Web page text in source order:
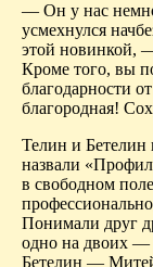
— Он у нас
усмехнулся
этой новинкой,
Кроме того, вы
благодарности
благородная!
Телин и
назвали
в свободном
Понимали друг
одно на двоих —
Бетелин —